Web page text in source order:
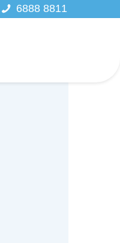
6888 8811